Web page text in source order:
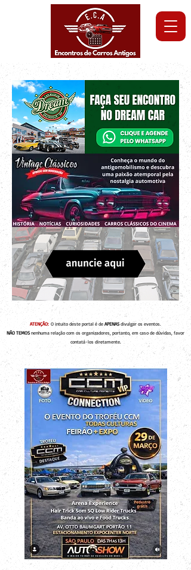
ATENÇÃO: O intuito deste portal é de APENAS divulgar os eventos.
NÃO TEMOS nenhuma relação com os organizadores, portanto, em caso de dúvidas, favor
contatá-los diretamente.